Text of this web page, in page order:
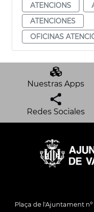
ATENCIONS
ATENCIONES
OFICINAS
Nuestras Apps
Redes Sociales
Plaça de l'Ajuntament nº